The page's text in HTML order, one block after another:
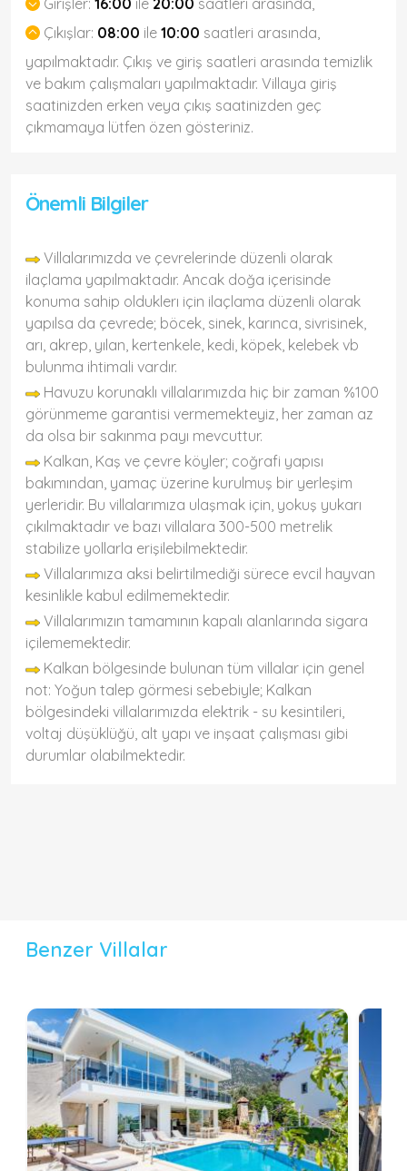
Girişler: 16:00 ile 20:00 saatleri arasında,
Çıkışlar: 08:00 ile 10:00 saatleri arasında,
yapılmaktadır. Çıkış ve giriş saatleri arasında temizlik
ve bakım çalışmaları yapılmaktadır. Villaya giriş
saatinizden erken veya çıkış saatinizden geç
çıkmamaya lütfen özen gösteriniz.
Önemli Bilgiler
Villalarımızda ve çevrelerinde düzenli olarak
ilaçlama yapılmaktadır. Ancak doğa içerisinde
konuma sahip olduklerı için ilaçlama düzenli olarak
yapılsa da çevrede; böcek, sinek, karınca, sivrisinek,
arı, akrep, yılan, kertenkele, kedi, köpek, kelebek vb
bulunma ihtimali vardır.
Havuzu korunaklı villalarımızda hiç bir zaman %100
görünmeme garantisi vermemekteyiz, her zaman az
da olsa bir sakınma payı mevcuttur.
Kalkan, Kaş ve çevre köyler; coğrafi yapısı
bakımından, yamaç üzerine kurulmuş bir yerleşim
yerleridir. Bu villalarımıza ulaşmak için, yokuş yukarı
çıkılmaktadır ve bazı villalara 300-500 metrelik
stabilize yollarla erişilebilmektedir.
Villalarımıza aksi belirtilmediği sürece evcil hayvan
kesinlikle kabul edilmemektedir.
Villalarımızın tamamının kapalı alanlarında sigara
içilememektedir.
Kalkan bölgesinde bulunan tüm villalar için genel
not: Yoğun talep görmesi sebebiyle; Kalkan
bölgesindeki villalarımızda elektrik - su kesintileri,
voltaj düşüklüğü, alt yapı ve inşaat çalışması gibi
durumlar olabilmektedir.
Benzer Villalar